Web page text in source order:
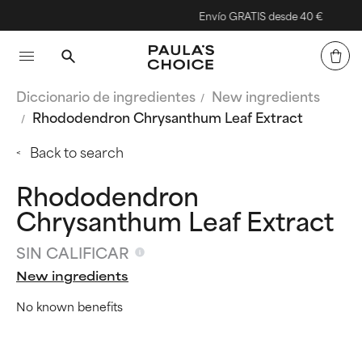
Envío GRATIS desde 40 €
Diccionario de ingredientes
New ingredients
Rhododendron Chrysanthum Leaf Extract
Back to search
Rhododendron
Chrysanthum Leaf Extract
SIN CALIFICAR
New ingredients
No known benefits